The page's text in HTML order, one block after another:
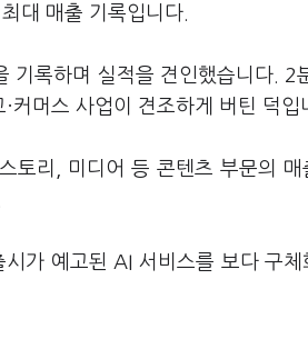
대 매출 기록입니다
기록하며 실적을 견인했습니다. 2
커머스 사업이 견조하게 버틴 덕입
토리
미디어 등 콘텐츠 부문의
시가 예고된 AI 서비스를 보다 구체